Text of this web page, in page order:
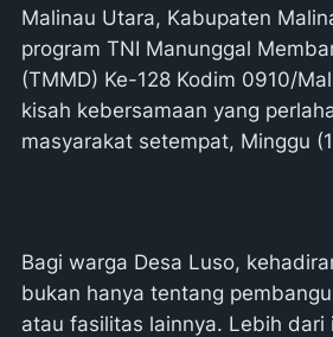
Malinau Utara, Kabupaten
program TNI Manunggal
(TMMD) Ke-128 Kodim 0910/
kisah kebersamaan yang
masyarakat setempat, Minggu
Bagi warga Desa Luso,
bukan hanya tentang
atau fasilitas lainnya. Lebih dari